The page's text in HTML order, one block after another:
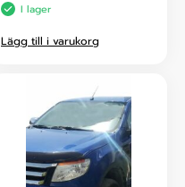
I lager
Lägg till i varukorg